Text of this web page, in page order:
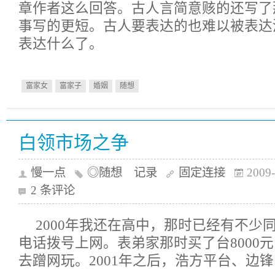
章作者这么回答。古人言简意赅的还写
事写的更短。古人要表达的也难以被表
表达什么了。
富家女 富家子 婚姻 随想
白领市场之争
慢一点 ◎随想 记录 固定连接
2 条评论
2000年我还在高中，那时已经有不少
电话拨号上网。表弟家那时买了台8000
去蹭网玩。2001年之后，浩方平台、边